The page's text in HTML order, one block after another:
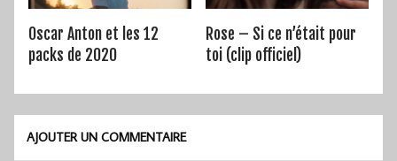
Oscar Anton et les 12
packs de 2020
Rose – Si ce n’était pour
toi (clip officiel)
AJOUTER UN COMMENTAIRE